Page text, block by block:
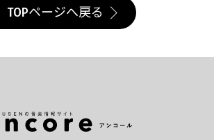
TOPページへ戻る